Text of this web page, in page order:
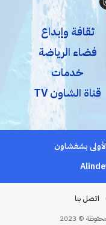
ثقافة وإبداع
فضاء الرياضة
خدمات
قناة الشاون TV
بشفشاون
© 2023
اتصل بنا